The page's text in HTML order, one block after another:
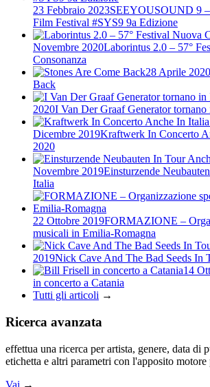
23 Febbraio 2023​SEEYOUSOUND 9
Film Festival ​#SYS9 9a Edizione
Novembre 2020Laborintus 2.0 – 57°
Consonanza
28 Aprile 2020
Back
2020I Van Der Graaf Generator tornano
Dicembre 2019Kraftwerk In Concerto
2020
Novembre 2019Einsturzende
Italia
22 Ottobre 2019FORMAZIONE –
musicali in Emilia-Romagna
2019Nick Cave And The Bad Seeds In
14
in concerto a Catania
Tutti gli articoli →
Ricerca avanzata
effettua una ricerca per artista, genere, data di
etichetta e altri parametri con l'apposito motore
Vai →